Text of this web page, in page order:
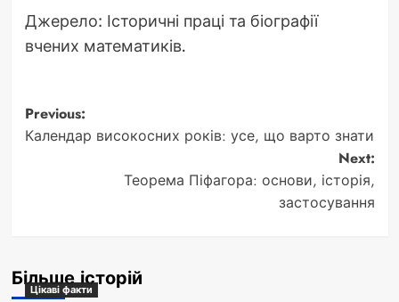
Джерело: Історичні праці та біографії
вчених математиків.
Post
navigation
Previous:
Календар високосних років: усе, що варто знати
Next:
Теорема Піфагора: основи, історія,
застосування
Більше історій
Цікаві факти